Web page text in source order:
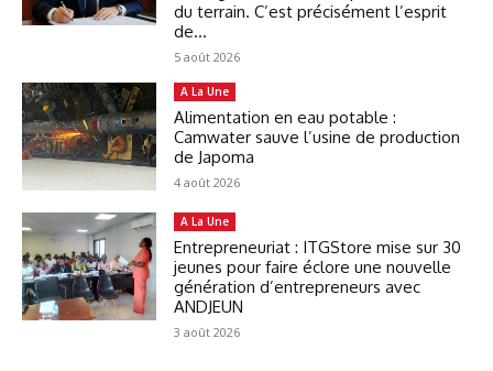
du terrain. C’est précisément l’esprit
de...
5 août 2026
A La Une
Alimentation en eau potable :
Camwater sauve l’usine de production
de Japoma
4 août 2026
A La Une
Entrepreneuriat : ITGStore mise sur 30
jeunes pour faire éclore une nouvelle
génération d’entrepreneurs avec
ANDJEUN
3 août 2026